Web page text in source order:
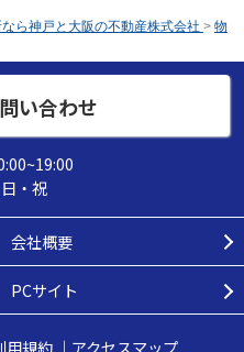
ら神戸と大阪の不動産株式会社 > 物
い合わせ
・祝
会社概要
PCサイト